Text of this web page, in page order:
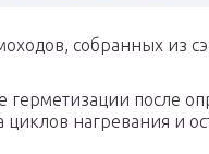
собранных из
герметизации после
циклов нагревания и